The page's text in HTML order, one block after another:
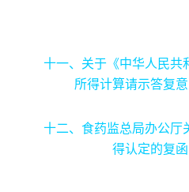
十一、关于《中华人民共
所得计算请示答复意
十二、食药监总局办公厅
得认定的复函